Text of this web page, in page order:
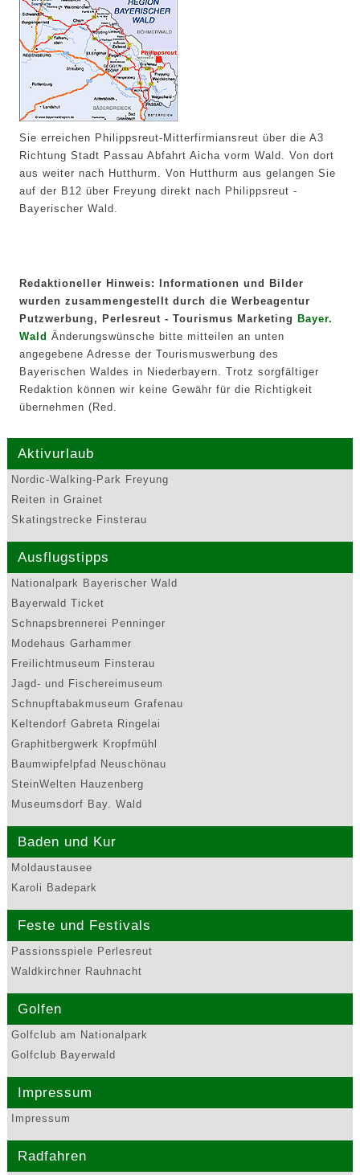
Sie erreichen Philippsreut-Mitterfirmiansreut über die A3
Richtung Stadt Passau Abfahrt Aicha vorm Wald. Von dort
aus weiter nach Hutthurm. Von Hutthurm aus gelangen Sie
auf der B12 über Freyung direkt nach Philippsreut -
Bayerischer Wald.
Redaktioneller Hinweis: Informationen und Bilder
wurden zusammengestellt durch die Werbeagentur
Putzwerbung, Perlesreut - Tourismus Marketing Bayer.
Wald Änderungswünsche bitte mitteilen an unten
angegebene Adresse der Tourismuswerbung des
Bayerischen Waldes in Niederbayern. Trotz sorgfältiger
Redaktion können wir keine Gewähr für die Richtigkeit
übernehmen (Red.
Aktivurlaub
Nordic-Walking-Park Freyung
Reiten in Grainet
Skatingstrecke Finsterau
Ausflugstipps
Nationalpark Bayerischer Wald
Bayerwald Ticket
Schnapsbrennerei Penninger
Modehaus Garhammer
Freilichtmuseum Finsterau
Jagd- und Fischereimuseum
Schnupftabakmuseum Grafenau
Keltendorf Gabreta Ringelai
Graphitbergwerk Kropfmühl
Baumwipfelpfad Neuschönau
SteinWelten Hauzenberg
Museumsdorf Bay. Wald
Baden und Kur
Moldaustausee
Karoli Badepark
Feste und Festivals
Passionsspiele Perlesreut
Waldkirchner Rauhnacht
Golfen
Golfclub am Nationalpark
Golfclub Bayerwald
Impressum
Impressum
Radfahren